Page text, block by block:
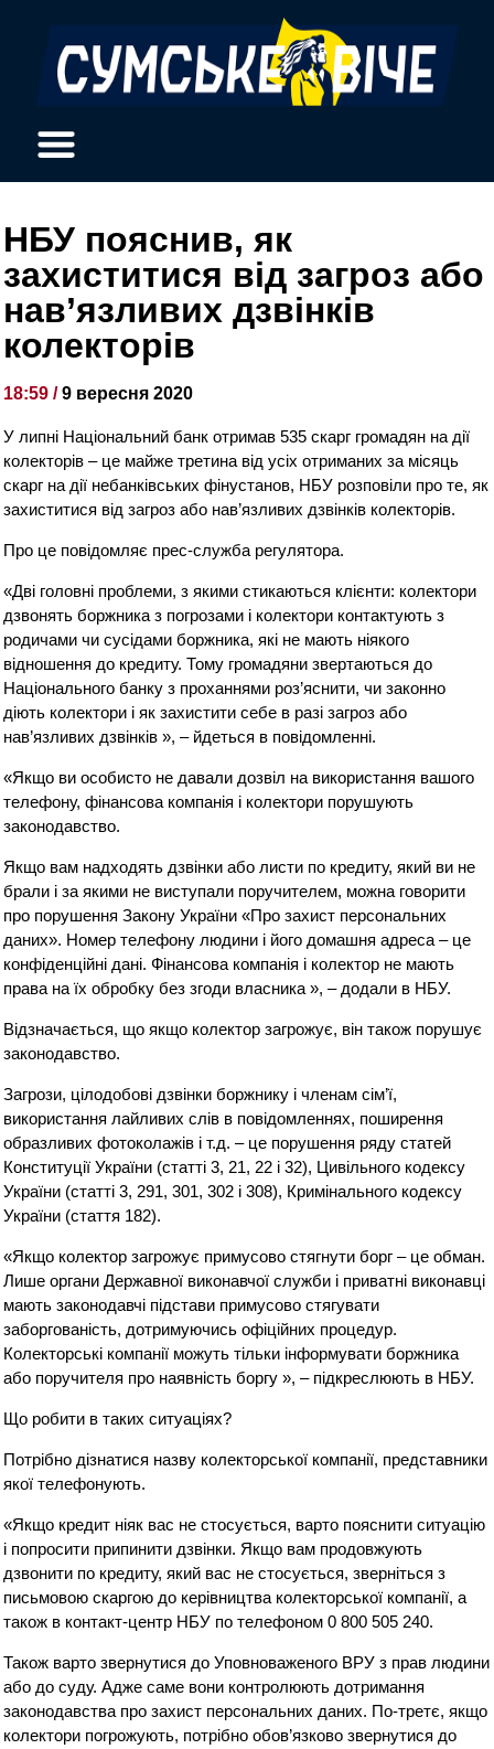
НБУ пояснив, як
захиститися від загроз або
нав’язливих дзвінків
колекторів
18:59 /9 вересня 2020
У липні Національний банк отримав 535 скарг громадян на дії
колекторів – це майже третина від усіх отриманих за місяць
скарг на дії небанківських фінустанов, НБУ розповіли про те, як
захиститися від загроз або нав’язливих дзвінків колекторів.
Про це повідомляє прес-служба регулятора.
«Дві головні проблеми, з якими стикаються клієнти: колектори
дзвонять боржника з погрозами і колектори контактують з
родичами чи сусідами боржника, які не мають ніякого
відношення до кредиту. Тому громадяни звертаються до
Національного банку з проханнями роз’яснити, чи законно
діють колектори і як захистити себе в разі загроз або
нав’язливих дзвінків », – йдеться в повідомленні.
«Якщо ви особисто не давали дозвіл на використання вашого
телефону, фінансова компанія і колектори порушують
законодавство.
Якщо вам надходять дзвінки або листи по кредиту, який ви не
брали і за якими не виступали поручителем, можна говорити
про порушення Закону України «Про захист персональних
даних». Номер телефону людини і його домашня адреса – це
конфіденційні дані. Фінансова компанія і колектор не мають
права на їх обробку без згоди власника », – додали в НБУ.
Відзначається, що якщо колектор загрожує, він також порушує
законодавство.
Загрози, цілодобові дзвінки боржнику і членам сім’ї,
використання лайливих слів в повідомленнях, поширення
образливих фотоколажів і т.д. – це порушення ряду статей
Конституції України (статті 3, 21, 22 і 32), Цивільного кодексу
України (статті 3, 291, 301, 302 і 308), Кримінального кодексу
України (стаття 182).
«Якщо колектор загрожує примусово стягнути борг – це обман.
Лише органи Державної виконавчої служби і приватні виконавці
мають законодавчі підстави примусово стягувати
заборгованість, дотримуючись офіційних процедур.
Колекторські компанії можуть тільки інформувати боржника
або поручителя про наявність боргу », – підкреслюють в НБУ.
Що робити в таких ситуаціях?
Потрібно дізнатися назву колекторської компанії, представники
якої телефонують.
«Якщо кредит ніяк вас не стосується, варто пояснити ситуацію
і попросити припинити дзвінки. Якщо вам продовжують
дзвонити по кредиту, який вас не стосується, зверніться з
письмовою скаргою до керівництва колекторської компанії, а
також в контакт-центр НБУ по телефоном 0 800 505 240.
Також варто звернутися до Уповноваженого ВРУ з прав людини
або до суду. Адже саме вони контролюють дотримання
законодавства про захист персональних даних. По-третє, якщо
колектори погрожують, потрібно обов’язково звернутися до